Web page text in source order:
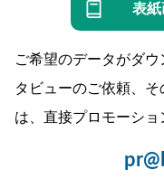
表紙
ご希望のデータがダ
タビューのご依頼、
は、直接プロモーショ